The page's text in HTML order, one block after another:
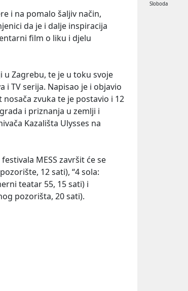
i na pomalo šaljiv način,
da je i dalje inspiracija
film o liku i djelu
u Zagrebu, te je u toku svoje
TV serija. Napisao je i objavio
zvuka te je postavio i 12
i priznanja u zemlji i
Kazališta Ulysses na
MESS završit će se
12 sati), “4 sola:
teatar 55, 15 sati) i
pozorišta, 20 sati).
Sloboda